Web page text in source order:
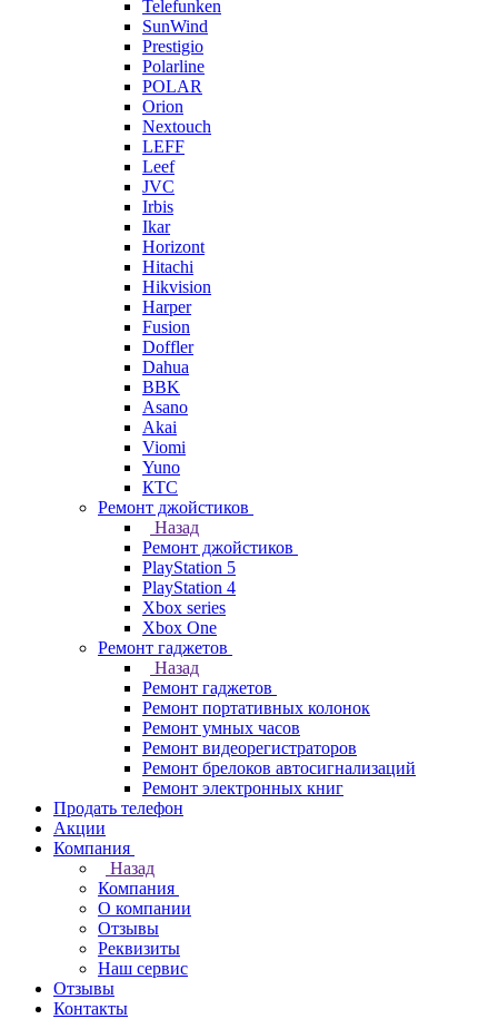
Telefunken
SunWind
Prestigio
Polarline
POLAR
Orion
Nextouch
LEFF
Leef
JVC
Irbis
Ikar
Horizont
Hitachi
Hikvision
Harper
Fusion
Doffler
Dahua
BBK
Asano
Akai
Viomi
Yuno
КТС
Ремонт джойстиков
Назад
Ремонт джойстиков
PlayStation 5
PlayStation 4
Xbox series
Xbox One
Ремонт гаджетов
Назад
Ремонт гаджетов
Ремонт портативных колонок
Ремонт умных часов
Ремонт видеорегистраторов
Ремонт брелоков автосигнализаций
Ремонт электронных книг
Продать телефон
Акции
Компания
Назад
Компания
О компании
Отзывы
Реквизиты
Наш сервис
Отзывы
Контакты